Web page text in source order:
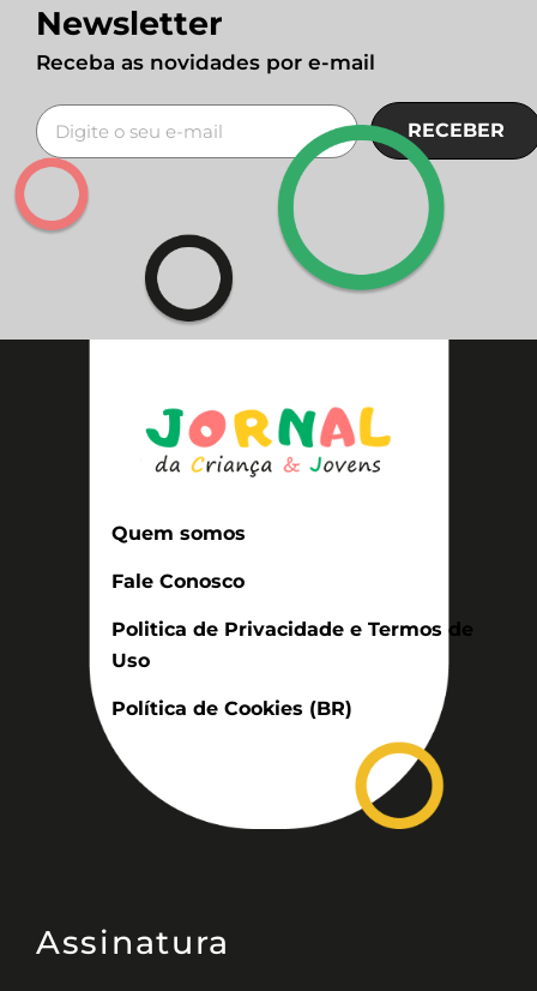
Newsletter
Receba as novidades por e-mail
RECEBER
Quem somos
Fale Conosco
Politica de Privacidade e Termos de
Uso
Política de Cookies (BR)
Assinatura